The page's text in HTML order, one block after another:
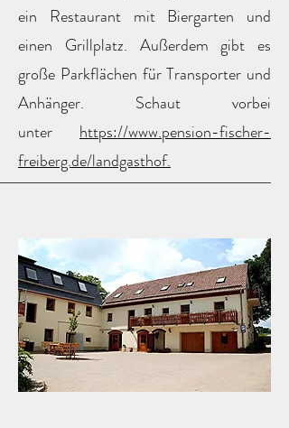
ein Restaurant mit Biergarten und
einen Grillplatz. Außerdem gibt es
große Parkflächen für Transporter und
Anhänger. Schaut vorbei
unter https://www.pension-fischer-
freiberg.de/landgasthof.